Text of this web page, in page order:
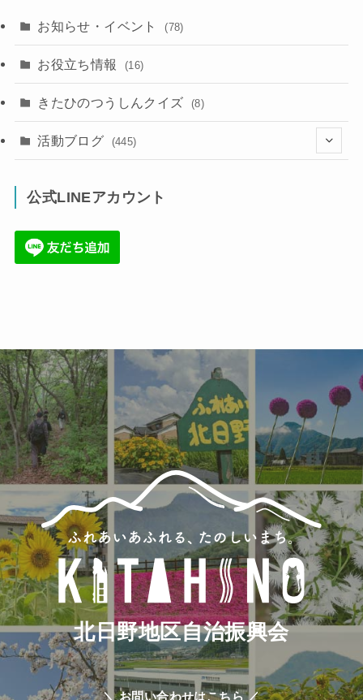
お知らせ・イベント (78)
お役立ち情報 (16)
きたひのつうしんクイズ (8)
活動ブログ (445)
(86)
公式LINEアカウント
北日野地区自治振興会
＼ お問い合わせはこちら ／